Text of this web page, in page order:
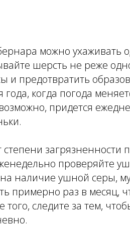
можно ухаживать
шерсть не реже
и предотвратить
года, когда погода
придется
степени загрязненности
проверяйте
наличие ушной серы,
примерно раз в месяц,
того, следите за тем,